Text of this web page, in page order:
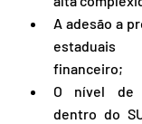
A adesão a
financeiro;
O nível de
dentro do